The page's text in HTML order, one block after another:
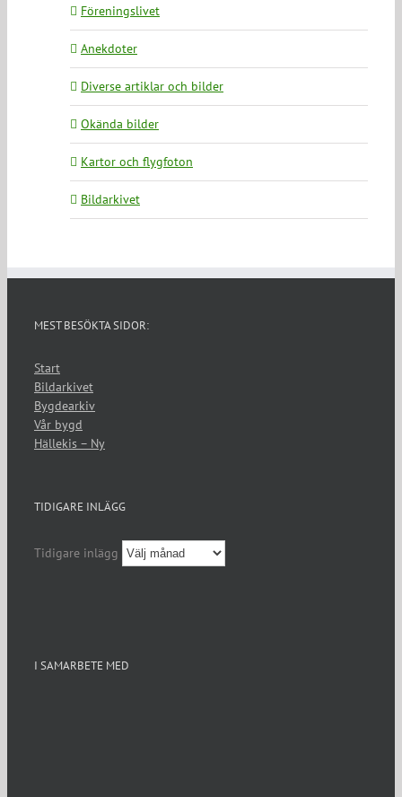
Föreningslivet
Anekdoter
Diverse artiklar och bilder
Okända bilder
Kartor och flygfoton
Bildarkivet
MEST BESÖKTA SIDOR:
Start
Bildarkivet
Bygdearkiv
Vår bygd
Hällekis – Ny
TIDIGARE INLÄGG
Tidigare inlägg
I SAMARBETE MED